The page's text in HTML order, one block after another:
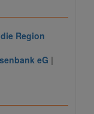
Region
eG |